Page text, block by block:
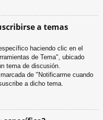
a temas
haciendo clic en el
de Tema", ubicado
tema de discusión.
de "Notificarme cuando
a dicho tema.